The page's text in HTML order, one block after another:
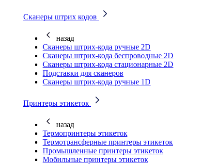
Сканеры штрих кодов
назад
Сканеры штрих-кода ручные 2D
Сканеры штрих-кода беспроводные 2D
Cканеры штрих-кода стационарные 2D
Подставки для сканеров
Сканеры штрих-кода ручные 1D
Принтеры этикеток
назад
Термопринтеры этикеток
Термотрансферные принтеры этикеток
Промышленные принтеры этикеток
Мобильные принтеры этикеток